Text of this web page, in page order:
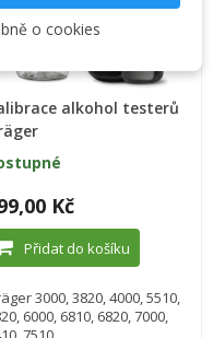
alkohol testerů
Kč
Přidat do košíku
3000, 3820, 4000, 5510,
6000, 6810, 6820, 7000,
o cookies